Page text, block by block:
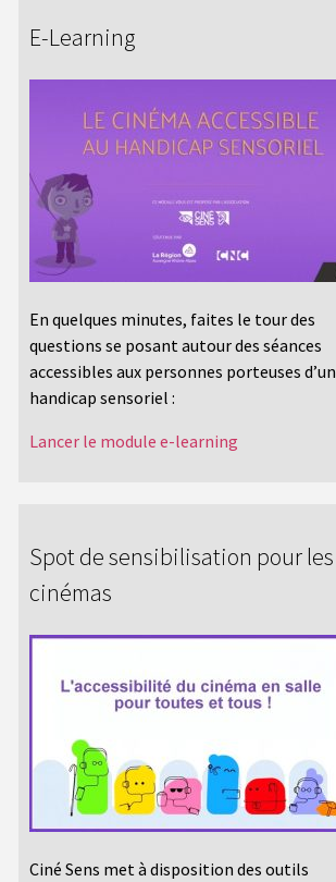
E-Learning
En quelques minutes, faites le tour des
questions se posant autour des séances
accessibles aux personnes porteuses d’un
handicap sensoriel :
Lancer le module e-learning
Spot de sensibilisation pour les
cinémas
Ciné Sens met à disposition des outils